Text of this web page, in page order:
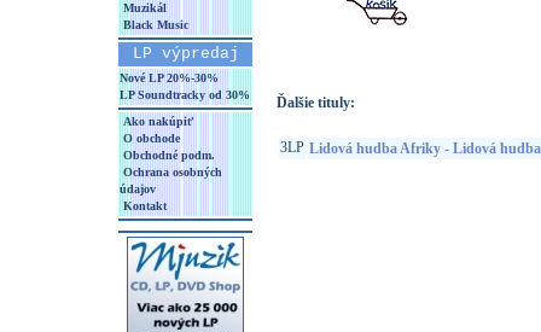
Muzikál
Black Music
LP výpredaj
Nové LP 20%-30%
LP Soundtracky od 30%
Ako nakúpiť
O obchode
Obchodné podm.
Ochrana osobných
údajov
Kontakt
Ďalšie tituly:
3LP Lidová hudba Afriky - Lidová